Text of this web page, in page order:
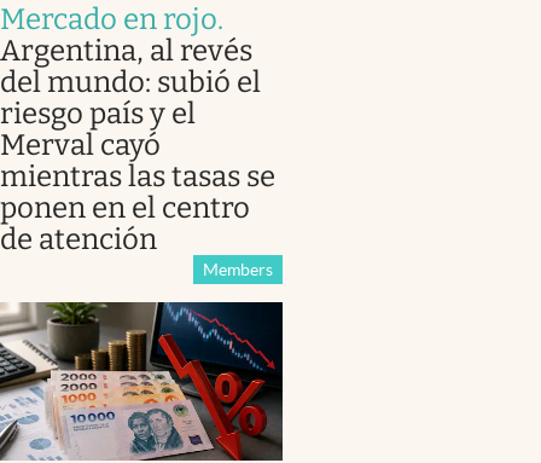
Mercado en rojo.
Argentina, al revés
del mundo: subió el
riesgo país y el
Merval cayó
mientras las tasas se
ponen en el centro
de atención
Members